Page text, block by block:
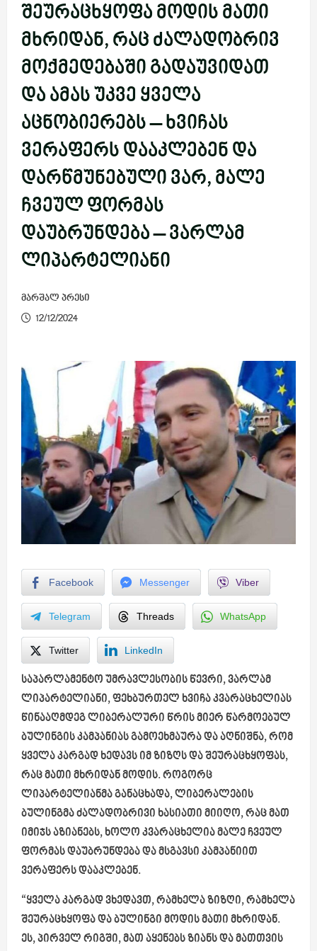
შეურაცხყოფა მოდის მათი
მხრიდან, რაც ძალადობრივ
მოქმედებაში გადაუვიდათ
და ამას უკვე ყველა
აცნობიერებს – ხვიჩას
ვერაფერს დააკლებენ და
დარწმუნებული ვარ, მალე
ჩვეულ ფორმას
დაუბრუნდება – ვარლამ
ლიპარტელიანი
მარშალ პრესი
12/12/2024
Facebook Messenger Viber
Telegram Threads WhatsApp
Twitter LinkedIn
საპარლამენტო უმრავლესობის წევრი, ვარლამ
ლიპარტელიანი, ფეხბურთელ ხვიჩა კვარაცხელიას
წინააღმდეგ ლიბერალური წრის მიერ წარმოებულ
ბულინგის კამპანიას გამოეხმაურა და აღნიშნა, რომ
ყველა კარგად ხედავს იმ ზიზღს და შეურაცხყოფას,
რაც მათი მხრიდან მოდის. როგორც
ლიპარტელიანმა განაცხადა, ლიბერალების
ბულინგმა ძალადობრივი ხასიათი მიიღო, რაც მათ
იმიჯს აზიანებს, ხოლო კვარაცხელია მალე ჩვეულ
ფორმას დაუბრუნდება და მსგავსი კამპანიით
ვერაფერს დააკლებენ.
“ყველა კარგად ვხედავთ, რამხელა ზიზღი, რამხელა
შეურაცხყოფა და ბულინგი მოდის მათი მხრიდან.
ეს, პირველ რიგში, მათ აყენებს ზიანს და მათთვის